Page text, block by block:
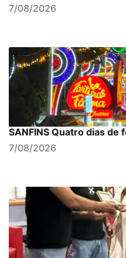
7/08/2026
SANFINS Quatro dias de
7/08/2026